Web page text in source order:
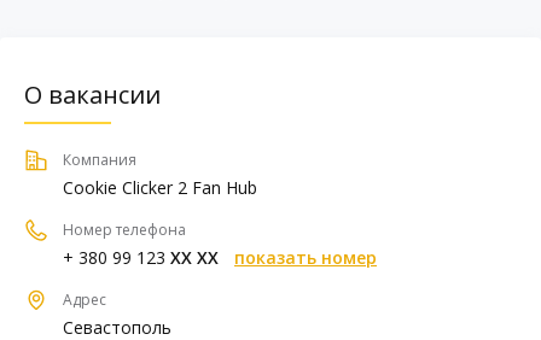
О вакансии
Компания
Cookie Clicker 2 Fan Hub
Номер телефона
+ 380 99 123 XX XX показать номер
Адрес
Севастополь